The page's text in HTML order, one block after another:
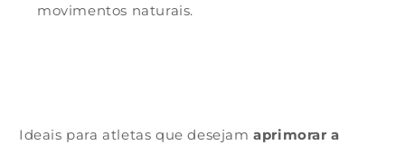
movimentos naturais.
Ideais para atletas que desejamaprimorar a